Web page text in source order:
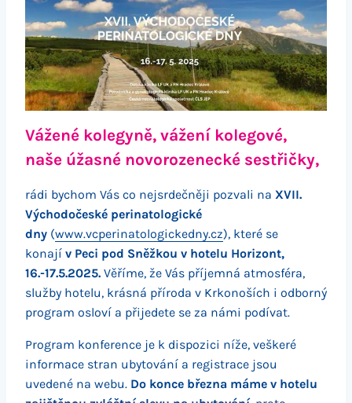
Vážené kolegyně, vážení kolegové,
naše úžasné novorozenecké sestřičky,
rádi bychom Vás co nejsrdečněji pozvali na XVII.
Východočeské perinatologické
dny (www.vcperinatologickedny.cz), které se
konají v Peci pod Sněžkou v hotelu Horizont,
16.-17.5.2025. Věříme, že Vás příjemná atmosféra,
služby hotelu, krásná příroda v Krkonoších i odborný
program osloví a přijedete se za námi podívat.
Program konference je k dispozici níže, veškeré
informace stran ubytování a registrace jsou
uvedené na webu. Do konce března máme v hotelu